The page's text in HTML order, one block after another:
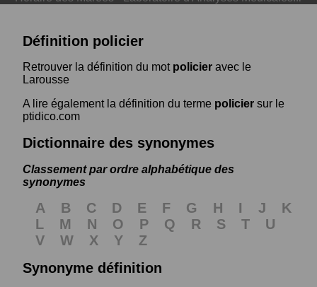
Définition policier
Retrouver la définition du mot policier avec le
Larousse
A lire également la définition du terme policier sur le
ptidico.com
Dictionnaire des synonymes
Classement par ordre alphabétique des
synonymes
A B C D E F G H I J
K
L
M N O P Q R S T
U
V
W X Y
Z
Synonyme définition